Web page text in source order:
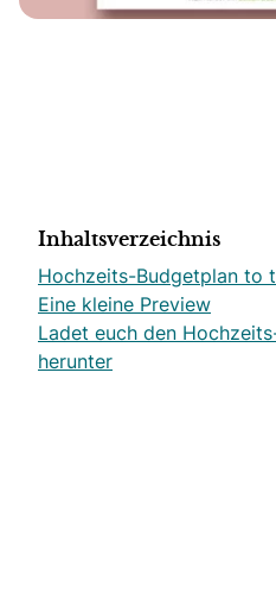
Inhaltsverzeichnis
Hochzeits-Budgetplan to
Eine kleine Preview
Ladet euch den
herunter